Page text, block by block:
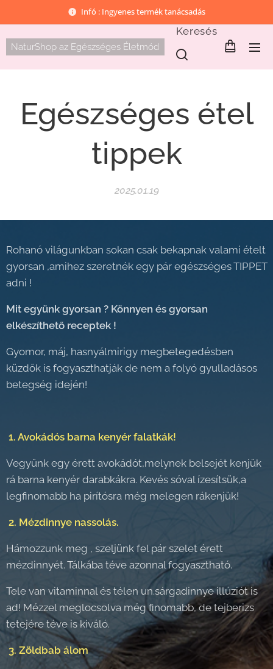
Infó : Ingyenes termék tanácsadás
NaturShop az Egészséges Életmód
Keresés
Egészséges étel
tippek
2025.01.19
Rohanó világunkban sokan csak bekapnak valami ételt
gyorsan ,amihez szeretnék egy pár egészséges TIPPET
adni !
Mit együnk gyorsan ? Könnyen és gyorsan
elkészíthető receptek !
Gyomor, máj, hasnyálmirigy megbetegedésben
küzdők is fogyaszthatják de nem a folyó gyulladásos
betegség idején!
1. Avokádós barna kenyér falatkák!
Vegyünk egy érett avokádót,melynek belsejét kenjük
rá barna kenyér darabkákra. Kevés sóval ízesítsük,a
legfinomabb ha pirítósra még melegen rákenjük!
2. Mézdinnye nassolás.
Hámozzunk meg , szeljünk fel pár szelet érett
mézdinnyét. Tálkába téve azonnal fogyasztható.
Tele van vitaminnal és télen un.sárgadinnye illúziót is
ad! Mézzel meglocsolva még finomabb, de tejberizs
tetejére téve is kiváló.
3. Zöldbab álom